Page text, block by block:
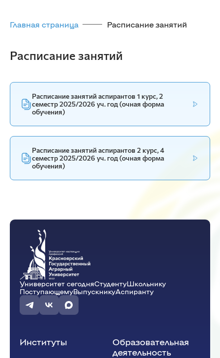
Главная страница Расписание занятий
Расписание занятий
Расписание занятий аспирантов 1 курс, 2
семестр 2025/2026 уч. год (очная форма
обучения)
Расписание занятий аспирантов 2 курс, 4
семестр 2025/2026 уч. год (очная форма
обучения)
Университет сегодняСтудентуШкольнику
ПоступающемуВыпускникуАспиранту
Институты
Образовательная
деятельность